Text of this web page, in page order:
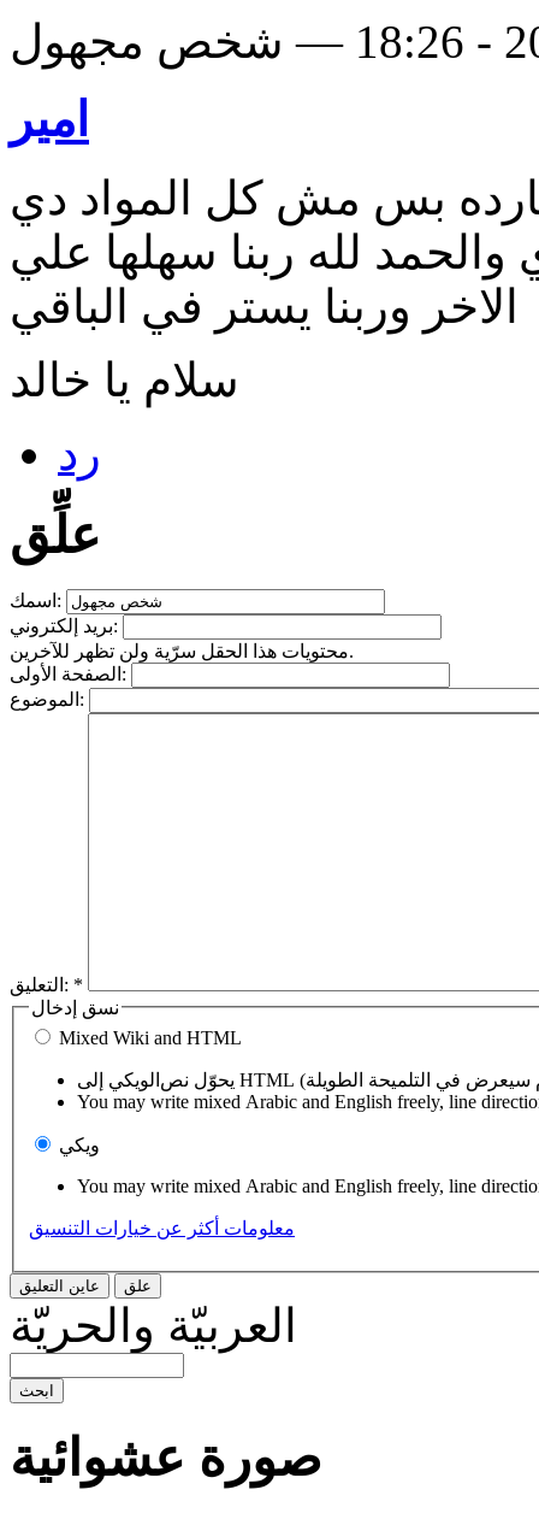
امير
بس مش كل المواد دي
والحمد لله ربنا سهلها علي
الاخر وربنا يستر في الباقي
سلام يا خالد
رد
علِّق
اسمك:
بريد إلكتروني:
محتويات هذا الحقل سرّية ولن تظهر للآخرين.
الصفحة الأولى:
الموضوع:
التعليق: *
نسق إدخال
Mixed Wiki and HTML
You may write mixed Arabic and English freely, line
ويكي
You may write mixed Arabic and English freely, line
معلومات أكثر عن خيارات التنسيق
العربيّة والحريّة
صورة عشوائية